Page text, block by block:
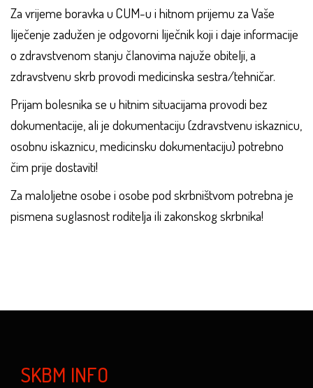
Za vrijeme boravka u CUM-u i hitnom prijemu za Vaše
liječenje zadužen je odgovorni liječnik koji i daje informacije
o zdravstvenom stanju članovima najuže obitelji, a
zdravstvenu skrb provodi medicinska sestra/tehničar.
Prijam bolesnika se u hitnim situacijama provodi bez
dokumentacije, ali je dokumentaciju (zdravstvenu iskaznicu,
osobnu iskaznicu, medicinsku dokumentaciju) potrebno
čim prije dostaviti!
Za maloljetne osobe i osobe pod skrbništvom potrebna je
pismena suglasnost roditelja ili zakonskog skrbnika!
SKBM INFO